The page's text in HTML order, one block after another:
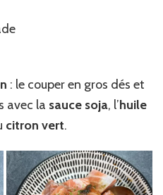
: le couper en gros dés et
avec la sauce soja, l’huile
citron vert.